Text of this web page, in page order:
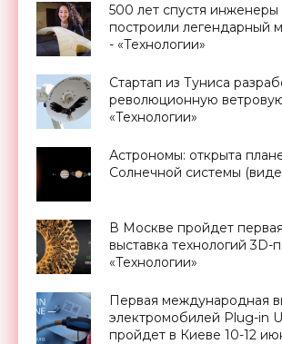
500 лет спустя инженеры
построили легендарный
- «Технологии»
Стартап из Туниса
революционную
«Технологии»
Астрономы: открыта
Солнечной системы
В Москве пройдет
выставка технологий 3D-
«Технологии»
Первая международная
электромобилей Plug-in
пройдет в Киеве 10-12